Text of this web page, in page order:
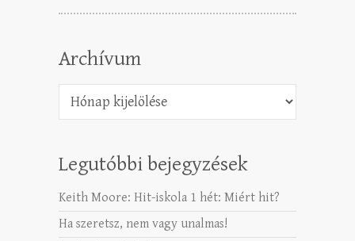
Archívum
Legutóbbi bejegyzések
Keith Moore: Hit-iskola 1 hét: Miért hit?
Ha szeretsz, nem vagy unalmas!